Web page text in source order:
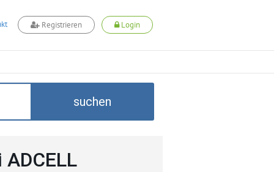
Registrieren Login
suchen